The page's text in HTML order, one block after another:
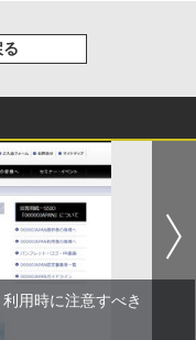
る
用時に注意すべき